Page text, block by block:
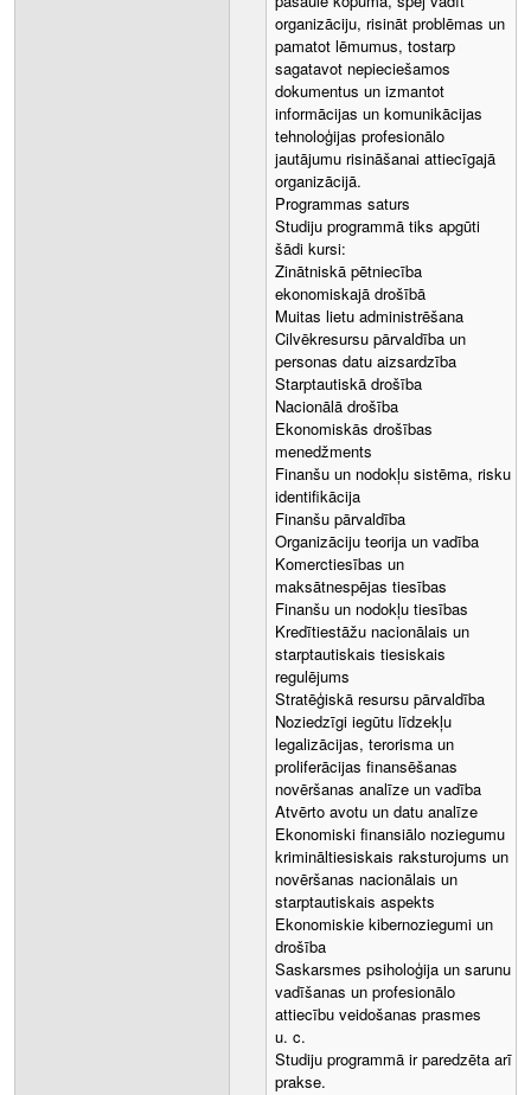
organizāciju, risināt problēmas un
pamatot lēmumus, tostarp
sagatavot nepieciešamos
dokumentus un izmantot
informācijas un komunikācijas
tehnoloģijas profesionālo
jautājumu risināšanai attiecīgajā
organizācijā.
Programmas saturs
Studiju programmā tiks apgūti
šādi kursi:
Zinātniskā pētniecība
ekonomiskajā drošībā
Muitas lietu administrēšana
Cilvēkresursu pārvaldība un
personas datu aizsardzība
Starptautiskā drošība
Nacionālā drošība
Ekonomiskās drošības
menedžments
Finanšu un nodokļu sistēma, risku
identifikācija
Finanšu pārvaldība
Organizāciju teorija un vadība
Komerctiesības un
maksātnespējas tiesības
Finanšu un nodokļu tiesības
Kredītiestāžu nacionālais un
starptautiskais tiesiskais
regulējums
Stratēģiskā resursu pārvaldība
Noziedzīgi iegūtu līdzekļu
legalizācijas, terorisma un
proliferācijas finansēšanas
novēršanas analīze un vadība
Atvērto avotu un datu analīze
Ekonomiski finansiālo noziegumu
krimināltiesiskais raksturojums un
novēršanas nacionālais un
starptautiskais aspekts
Ekonomiskie kibernoziegumi un
drošība
Saskarsmes psiholoģija un sarunu
vadīšanas un profesionālo
attiecību veidošanas prasmes
u. c.
Studiju programmā ir paredzēta arī
prakse.